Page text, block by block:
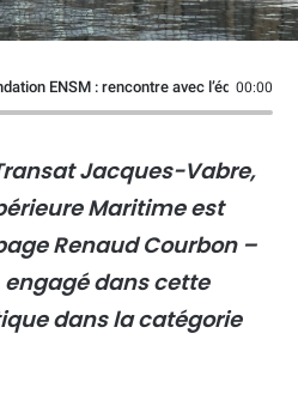
ENSM : rencontre avec l’équipage
00:00
Jacques-Vabre,
Maritime est
Renaud Courbon –
dans cette
dans la catégorie